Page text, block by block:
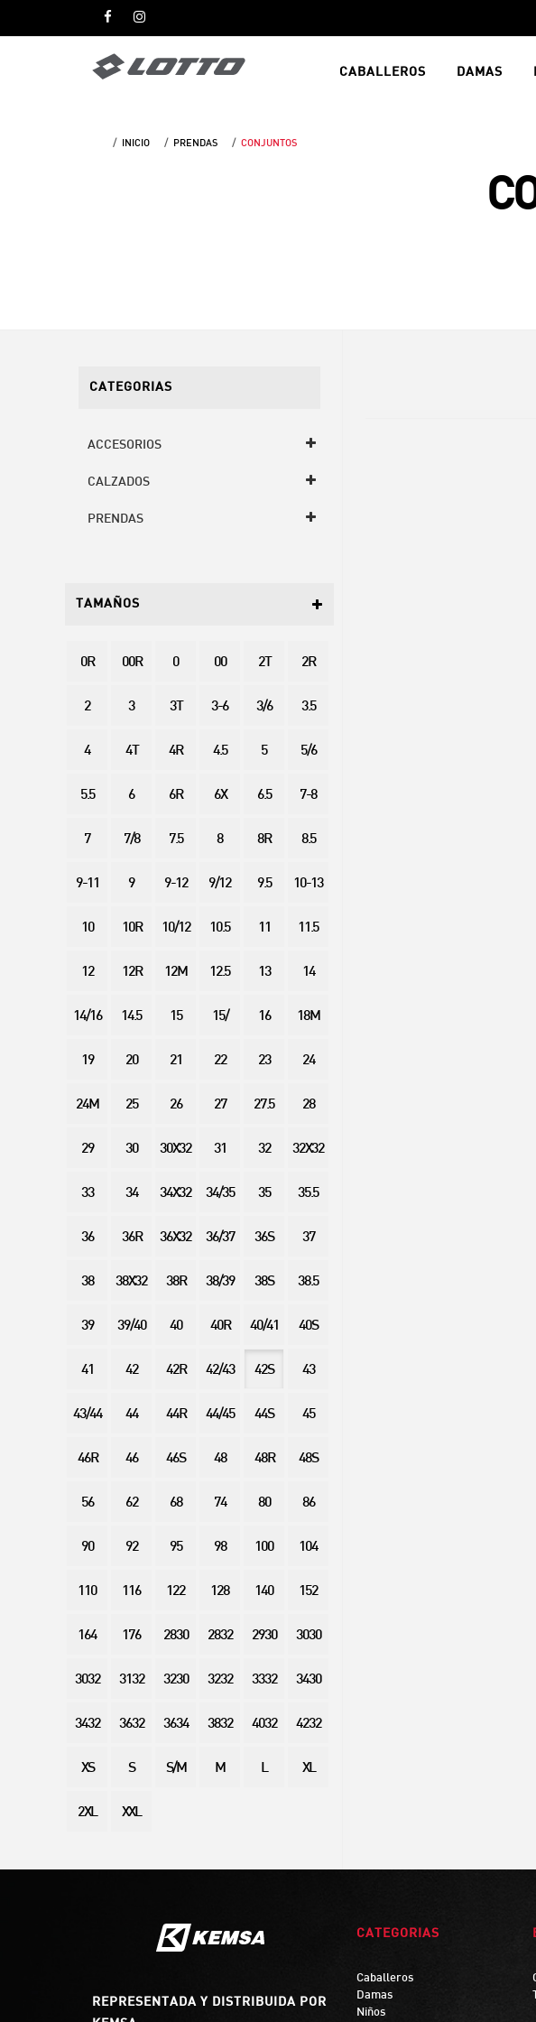
CABALLEROS DAMAS
INICIO PRENDAS CONJUNTOS
CATEGORIAS
ACCESORIOS
CALZADOS
PRENDAS
TAMAÑOS
0R 00R 0 00 2T 2R
2 3 3T 3-6 3/6 3.5
4 4T 4R 4.5 5 5/6
5.5 6 6R 6X 6.5 7-8
7 7/8 7.5 8 8R 8.5
9-11 9 9-12 9/12 9.5 10-13
10 10R 10/12 10.5 11 11.5
12 12R 12M 12.5 13 14
14/16 14.5 15 15/ 16 18M
19 20 21 22 23 24
24M 25 26 27 27.5 28
29 30 30X32 31 32 32X32
33 34 34X32 34/35 35 35.5
36 36R 36X32 36/37 36S 37
38 38X32 38R 38/39 38S 38.5
39 39/40 40 40R 40/41 40S
41 42 42R 42/43 42S 43
43/44 44 44R 44/45 44S 45
46R 46 46S 48 48R 48S
56 62 68 74 80 86
90 92 95 98 100 104
110 116 122 128 140 152
164 176 2830 2832 2930 3030
3032 3132 3230 3232 3332 3430
3432 3632 3634 3832 4032 4232
XS S S/M M L XL
2XL XXL
REPRESENTADA Y DISTRIBUIDA POR
CATEGORIAS
Caballeros
Damas
Niños